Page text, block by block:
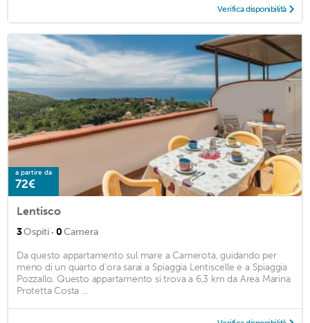
Verifica disponibilità
a partire da
72€
Lentisco
3Ospiti · 0Camera
Da questo appartamento sul mare a Camerota, guidando per
meno di un quarto d'ora sarai a Spiaggia Lentiscelle e a Spiaggia
Pozzallo. Questo appartamento si trova a 6,3 km da Area Marina
Protetta Costa ...